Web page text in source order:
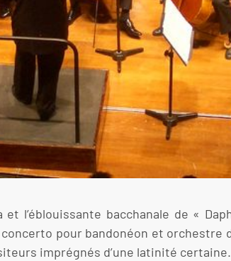
l’éblouissante bacchanale de «
pour bandonéon et orchestre
imprégnés d’une latinité certaine.